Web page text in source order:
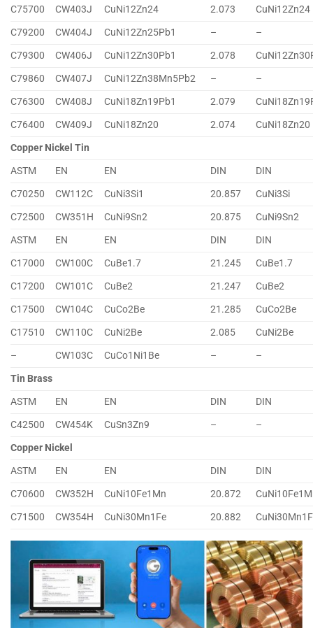
C75700
CW403J CuNi12Zn24 2.073
CuNi12Zn24
C79200
CW404J CuNi12Zn25Pb1 –
–
C79300
CW406J CuNi12Zn30Pb1 2.078
C79860
CW407J CuNi12Zn38Mn5Pb2 –
–
C76300
CW408J CuNi18Zn19Pb1 2.079
C76400
CW409J CuNi18Zn20 2.074
CuNi18Zn20
Copper Nickel Tin
ASTM
EN EN DIN
DIN
C70250
CW112C CuNi3Si1 20.857
CuNi3Si
C72500
CW351H CuNi9Sn2 20.875
CuNi9Sn2
ASTM
EN EN DIN
DIN
C17000
CW100C CuBe1.7 21.245
CuBe1.7
C17200
CW101C CuBe2 21.247
CuBe2
C17500
CW104C CuCo2Be 21.285
CuCo2Be
C17510
CW110C CuNi2Be 2.085
CuNi2Be
–
CW103C CuCo1Ni1Be –
–
Tin Brass
ASTM
EN EN DIN
DIN
C42500
CW454K CuSn3Zn9 –
–
Copper Nickel
ASTM
EN EN DIN
DIN
C70600
CW352H CuNi10Fe1Mn 20.872
C71500
CW354H CuNi30Mn1Fe 20.882